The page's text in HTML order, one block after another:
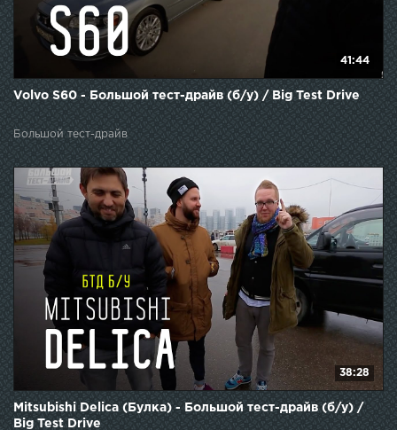
41:44
Volvo S60 - Большой тест-драйв (б/у) / Big Test Drive
Большой тест-драйв
38:28
Mitsubishi Delica (Булка) - Большой тест-драйв (б/у) /
Big Test Drive